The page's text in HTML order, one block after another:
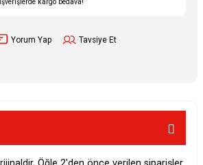
Yorum Yap Tavsiye Et